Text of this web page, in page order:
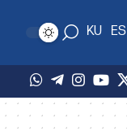
ES
KU